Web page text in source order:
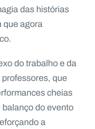
das histórias
que agora
do trabalho e da
que
cheias
do evento
a